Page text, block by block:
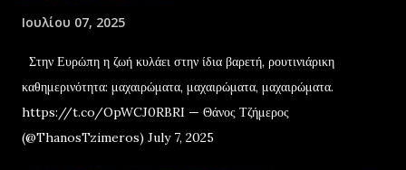
Ιουλίου 07, 2025
Στην Ευρώπη η ζωή κυλάει στην ίδια βαρετή, ρουτινιάρικη
καθημερινότητα: μαχαιρώματα, μαχαιρώματα, μαχαιρώματα.
https://t.co/OpWCJ0RBRI — Θάνος Τζήμερος
(@ThanosTzimeros) July 7, 2025